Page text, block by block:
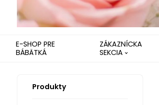
E-SHOP PRE
BÁBÄTKÁ
ZÁKAZNÍCKA
SEKCIA
Produkty